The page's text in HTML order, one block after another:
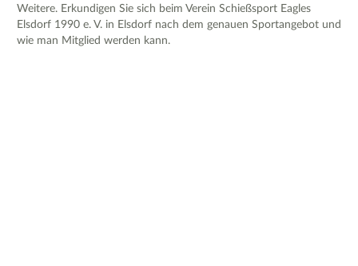
Weitere. Erkundigen Sie sich beim Verein Schießsport Eagles
Elsdorf 1990 e. V. in Elsdorf nach dem genauen Sportangebot und
wie man Mitglied werden kann.